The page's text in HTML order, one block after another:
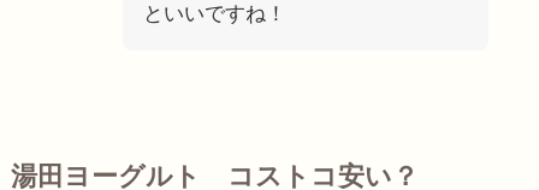
といいですね！
湯田ヨーグルト コストコ安い？